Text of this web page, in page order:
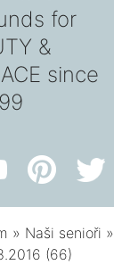
for
&
since
» Naši senioři »
(66)